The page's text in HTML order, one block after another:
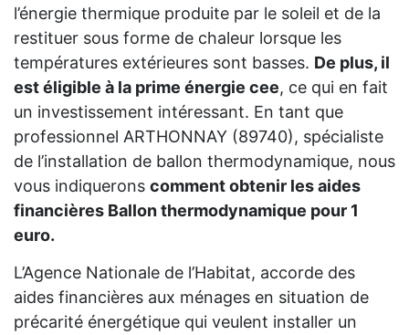
l’énergie thermique produite par le soleil et de la
restituer sous forme de chaleur lorsque les
températures extérieures sont basses. De plus, il
est éligible à la prime énergie cee, ce qui en fait
un investissement intéressant. En tant que
professionnel ARTHONNAY (89740), spécialiste
de l’installation de ballon thermodynamique, nous
vous indiquerons comment obtenir les aides
financières Ballon thermodynamique pour 1
euro.
L’Agence Nationale de l’Habitat, accorde des
aides financières aux ménages en situation de
précarité énergétique qui veulent installer un